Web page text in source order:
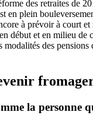
des retraites de
en plein
à prévoir à court
début et en milieu de
modalités des
la personne